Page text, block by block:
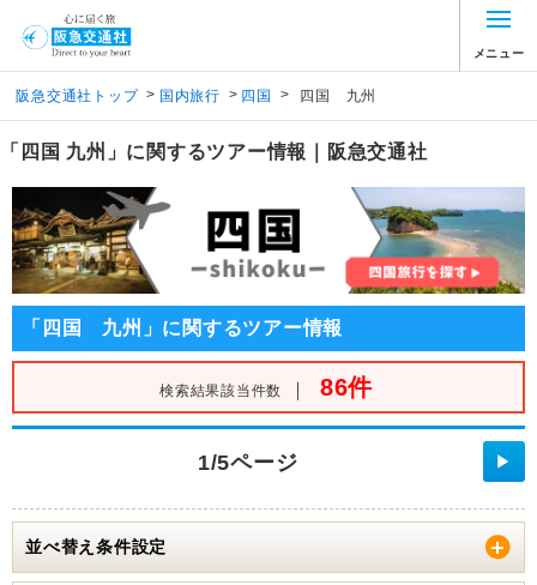
メニュー
阪急交通社トップ > 国内旅行 > 四国 > 四国 九州
「四国 九州」に関するツアー情報｜阪急交通社
「四国 九州」に関するツアー情報
検索結果該当件数 ｜ 86件
1/5ページ ▶
並べ替え条件設定